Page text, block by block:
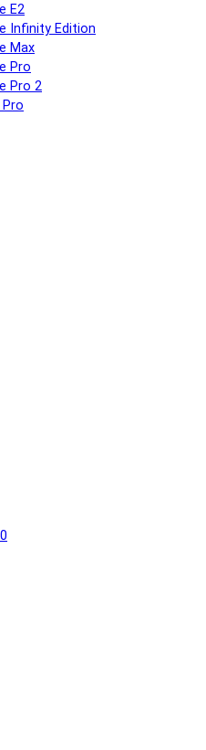
E2
Infinity Edition
Max
Pro
Pro 2